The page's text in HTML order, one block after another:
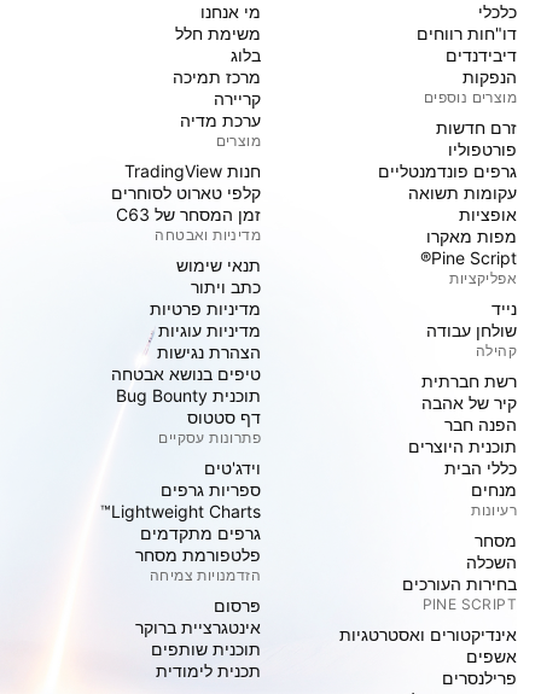
כלכלי
דו"חות רווחים
דיבידנדים
הנפקות
מוצרים נוספים
זרם חדשות
פורטפוליו
גרפים פונדמנטליים
עקומות תשואה
אופציות
מפות מאקרו
Pine Script®
אפליקציות
נייד
שולחן עבודה
קהילה
רשת חברתית
קיר של אהבה
הפנה חבר
תוכנית היוצרים
כללי הבית
מנחים
רעיונות
מסחר
השכלה
בחירות העורכים
PINE SCRIPT
אינדיקטורים ואסטרטגיות
אשפים
פרילנסרים
מי אנחנו
משימת חלל
בלוג
מרכז תמיכה
קריירה
ערכת מדיה
מוצרים
חנות TradingView
קלפי טארוט לסוחרים
זמן המסחר של C63
מדיניות ואבטחה
תנאי שימוש
כתב ויתור
מדיניות פרטיות
מדיניות עוגיות
הצהרת נגישות
טיפים בנושא אבטחה
תוכנית Bug Bounty
דף סטטוס
פתרונות עסקיים
וידג'טים
ספריות גרפים
Lightweight Charts™
גרפים מתקדמים
פלטפורמת מסחר
הזדמנויות צמיחה
פּרסום
אינטגרציית ברוקר
תוכנית שותפים
תכנית לימודית